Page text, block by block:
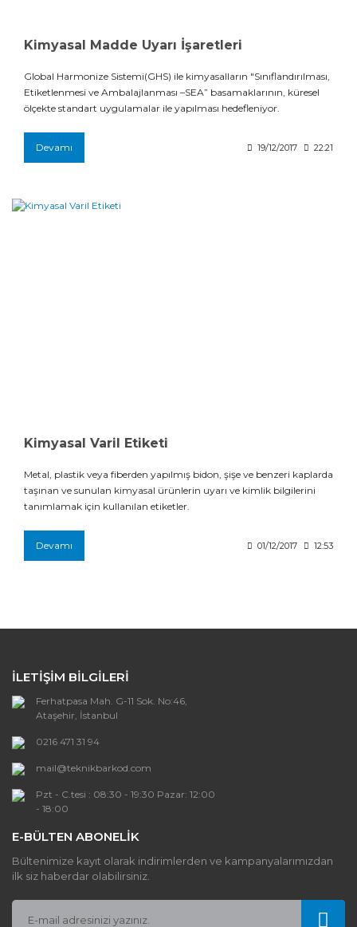
Kimyasal Madde Uyarı İşaretleri
Global Harmonize Sistemi(GHS) ile kimyasalların "Sınıflandırılması,
Etiketlenmesi ve Ambalajlanması –SEA” basamaklarının, küresel
ölçekte standart uygulamalar ile yapılması hedefleniyor.
Devamı 19/12/2017 22:21
Kimyasal Varil Etiketi
Metal, plastik veya fiberden yapılmış bidon, şişe ve benzeri kaplarda
taşınan ve sunulan kimyasal ürünlerin uyarı ve kimlik bilgilerini
tanımlamak için kullanılan etiketler.
Devamı 01/12/2017 12:53
İLETİŞİM BİLGİLERİ
Ferhatpasa Mah. G-11 Sok. No:46,
Ataşehir, İstanbul
0216 471 31 94
mail@teknikbarkod.com
Pzt - C.tesi : 08:30 - 19:30 Pazar: 12:00
- 18:00
E-BÜLTEN ABONELİK
Bültenimize kayıt olarak indirimlerden ve kampanyalarımızdan
ilk siz haberdar olabilirsiniz.